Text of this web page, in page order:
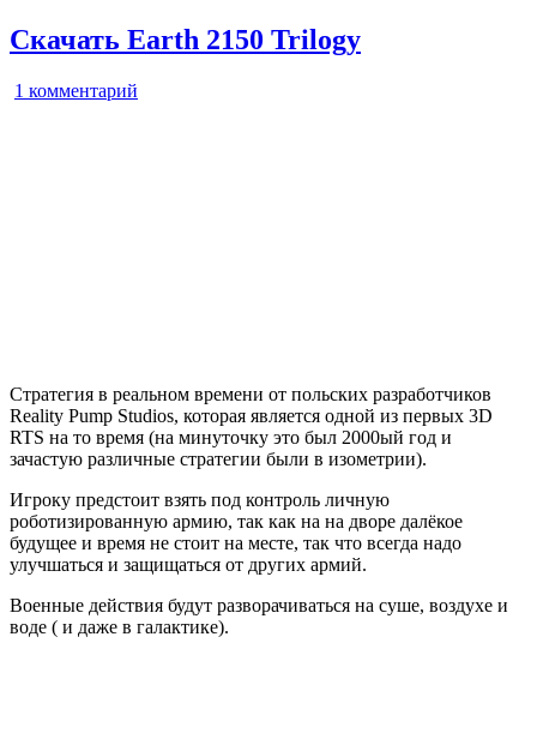
Скачать Earth 2150 Trilogy
1 комментарий
Стратегия в реальном времени от польских разработчиков
Reality Pump Studios, которая является одной из первых 3D
RTS на то время (на минуточку это был 2000ый год и
зачастую различные стратегии были в изометрии).
Игроку предстоит взять под контроль личную
роботизированную армию, так как на на дворе далёкое
будущее и время не стоит на месте, так что всегда надо
улучшаться и защищаться от других армий.
Военные действия будут разворачиваться на суше, воздухе и
воде ( и даже в галактике).